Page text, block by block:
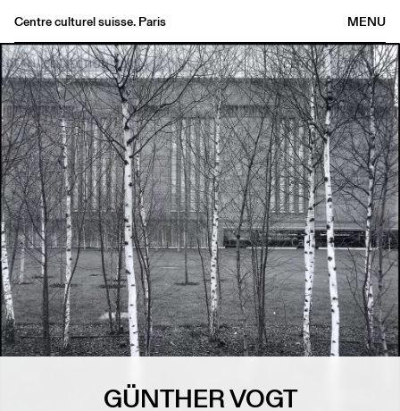
MENU
Centre culturel suisse. Paris
Agenda
Bookshop
Buvette
Archives
Medias
Publications
About
FR/EN
GÜNTHER VOGT